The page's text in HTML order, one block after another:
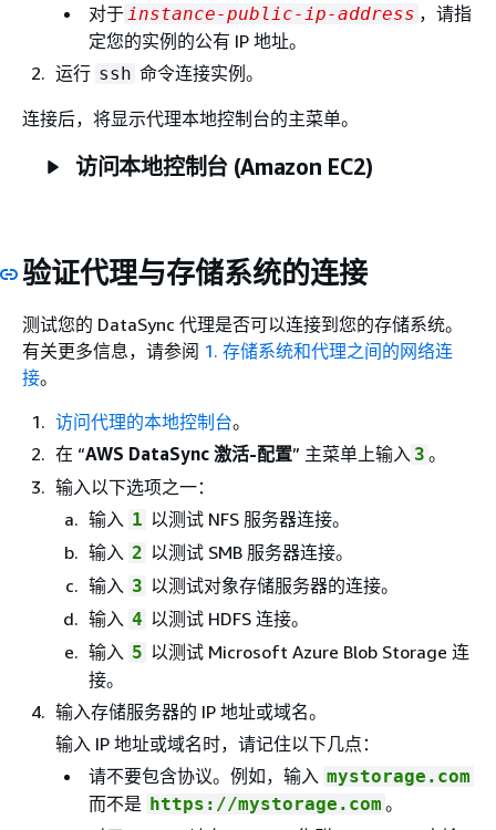
对于 instance-public-ip-address ，请指
定您的实例的公有 IP 地址。
运行 ssh 命令连接实例。
连接后，将显示代理本地控制台的主菜单。
访问本地控制台 (Amazon EC2)
验证代理与存储系统的连接
测试您的 DataSync 代理是否可以连接到您的存储系统。
有关更多信息，请参阅 1. 存储系统和代理之间的网络连
接。
访问代理的本地控制台。
在 “AWS DataSync 激活-配置” 主菜单上输入 3 。
输入以下选项之一：
输入 1 以测试 NFS 服务器连接。
输入 2 以测试 SMB 服务器连接。
输入 3 以测试对象存储服务器的连接。
输入 4 以测试 HDFS 连接。
输入 5 以测试 Microsoft Azure Blob Storage 连
接。
输入存储服务器的 IP 地址或域名。
输入 IP 地址或域名时，请记住以下几点：
请不要包含协议。例如，输入 mystorage.com
而不是 https://mystorage.com 。